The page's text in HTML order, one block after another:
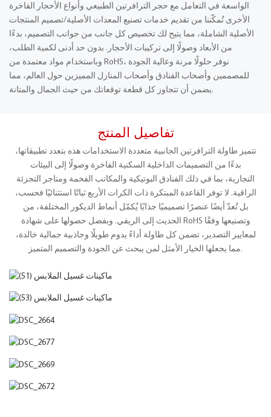
الواسعة في التعامل مع حجر الترافرتين الطبيعي وأنواع الأحجار الفاخرة
الأخرى تُمكّننا من تقديم خدمات تصنيع المعدات الأصلية/تصميم المنتجات
الأصلية الشاملة، مما يتيح لك تخصيص كل جانب من جوانب التصميم، بدءًا
من الأبعاد وصولًا إلى تركيبات الأحجار. بدون حد أدنى لكمية الطلب،
وباستخدام مواد معتمدة من RoHS، نوفر حلولًا مرنة وعالية الجودة
للمصممين وأصحاب الفنادق وأصحاب المنازل المميزين حول العالم، مما
يضمن أن تتجاوز كل قطعة توقعاتك من حيث الجمال والمتانة.
تفاصيل المنتج
تتميز طاولة الترافرتين الجانبية متعددة الاستخدامات هذه بتعدد تطبيقاتها،
بدءًا من التصميمات الداخلية السكنية الفاخرة وصولًا إلى البيئات
التجارية، بما في ذلك الفنادق البوتيكية والمكاتب الفخمة ومتاجر التجزئة
الراقية. لا توفر القاعدة المبتكرة ذات الكرات الأربع ثباتًا استثنائيًا فحسب،
بل تُعدّ أيضًا عنصرًا تصميميًا جذابًا يُكمّل أنماط الديكور المختلفة، من
الحديث إلى الريفي. وبفضل حصولها على شهادة RoHS وتصنيعها وفقًا
لمعايير التصدير، تضمن كل طاولة أداءً يدوم طويلًا وجاذبية جمالية خالدة،
مما يجعلها الخيار الأمثل لمن يبحث عن الجودة والتصميم المتميز.